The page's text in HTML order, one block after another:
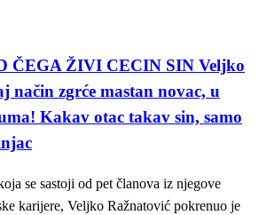
ČEGA ŽIVI CECIN SIN Veljko
način zgrće mastan novac, u
Kakav otac takav sin, samo
se sastoji od pet članova iz njegove
karijere, Veljko Ražnatović pokrenuo je